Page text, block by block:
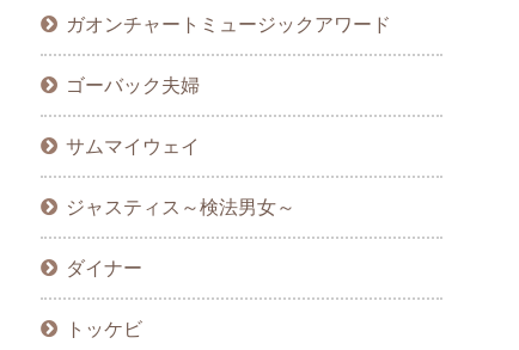
ガオンチャートミュージックアワード
ゴーバック夫婦
サムマイウェイ
ジャスティス～検法男女～
ダイナー
トッケビ